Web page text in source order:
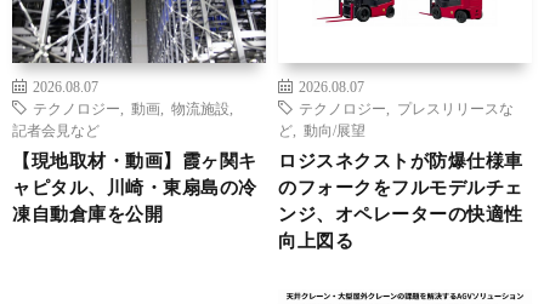
2026.08.07
テクノロジー
動画 物流施設
記者会見など
【現地取材・動画】霞ヶ関キ
ャピタル、川崎・東扇島の冷
凍自動倉庫を公開
2026.08.07
テクノロジー
プレスリリースな
ど
動向/展望
ロジスネクストが防爆仕様車
のフォークをフルモデルチェ
ンジ、オペレーターの快適性
向上図る